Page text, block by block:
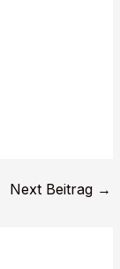
Next Beitrag →